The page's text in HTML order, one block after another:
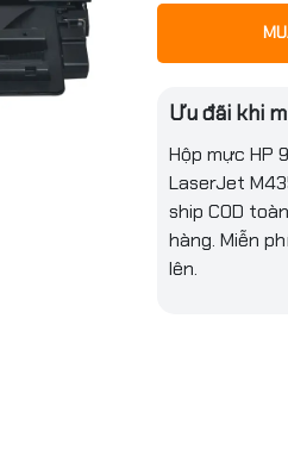
Ưu đãi khi
Hộp mực HP
LaserJet
ship COD
hàng. Miễn
lên.
Hộp mực HP 93A/ CZ192A Star Ink
giá rẻ tại Hancomputer
300.000₫